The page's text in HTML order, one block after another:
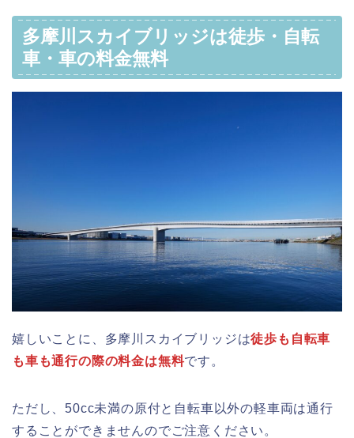
多摩川スカイブリッジは徒歩・自転
車・車の料金無料
嬉しいことに、多摩川スカイブリッジは徒歩も自転車
も車も通行の際の料金は無料です。
ただし、50cc未満の原付と自転車以外の軽車両は通行
することができませんのでご注意ください。